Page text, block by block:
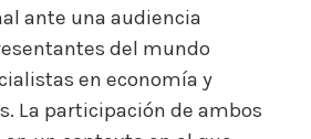
ante una audiencia
del mundo
en economía y
La participación de ambos